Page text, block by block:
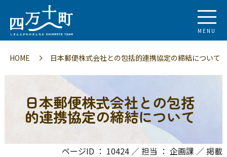
MENU
HOME 日本郵便株式会社との包括的連携協定の締結について
日本郵便株式会社との包括
的連携協定の締結について
ページID ： 10424 ／ 担当 ： 企画課 ／ 掲載